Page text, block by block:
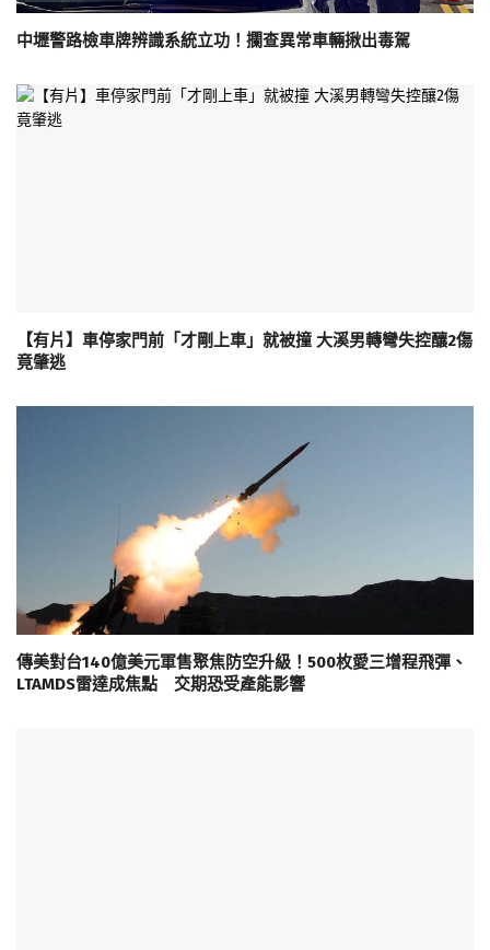
中壢警路檢車牌辨識系統立功！攔查異常車輛揪出毒駕
【有片】車停家門前「才剛上車」就被撞 大溪男轉彎失控釀2傷
竟肇逃
傳美對台140億美元軍售聚焦防空升級！500枚愛三增程飛彈、
LTAMDS雷達成焦點 交期恐受產能影響